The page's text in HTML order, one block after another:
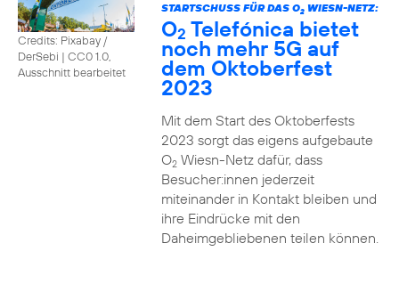
Credits: Pixabay /
DerSebi | CC0 1.0,
Ausschnitt bearbeitet
STARTSCHUSS FÜR DAS O2WIESN-NETZ:
O2 Telefónica bietet
noch mehr 5G auf
dem Oktoberfest
2023
Mit dem Start des Oktoberfests
2023 sorgt das eigens aufgebaute
O2Wiesn-Netz dafür, dass
Besucher:innen jederzeit
miteinander in Kontakt bleiben und
ihre Eindrücke mit den
Daheimgebliebenen teilen können.